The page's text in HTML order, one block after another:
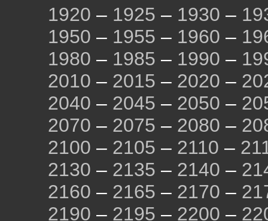
1920 – 1925 – 1930 –
1950 – 1955 – 1960 –
1980 – 1985 – 1990 –
2010 – 2015 – 2020 –
2040 – 2045 – 2050 –
2070 – 2075 – 2080 –
2100 – 2105 – 2110 –
2130 – 2135 – 2140 –
2160 – 2165 – 2170 –
2190 – 2195 – 2200 –